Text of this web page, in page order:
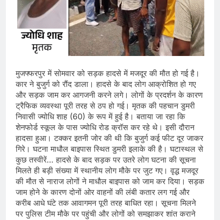
मुजफ्फरपुर में सोमवार को सड़क हादसे में मजदूर की मौत हो गई है।
कार ने बुजुर्ग को रौंद डाला। हादसे के बाद लोग आक्रोशित हो गए
और सड़क जाम कर आगजनी करने लगे। लोगों के प्रदर्शन के कारण
ट्रैफिक व्यवस्था पूरी तरह से ठप हो गई। मृतक की पहचान डुमरी
निवासी ज्योधि शाह (60) के रूप में हुई है। बताया जा रहा कि
शेनफोर्ड स्कूल के पास ज्योधि रोड क्रॉस कर रहे थे। इसी दौरान
हादसा हुआ। टक्कर इतनी जोर की थी कि बुजुर्ग कई फीट दूर जाकर
गिरे। घटना माधौल बाइपास स्थित डुमरी इलाके की है। घटास्थल से
कुछ तस्वीरें… हादसे के बाद सड़क पर उतरे लोग घटना की सूचना
मिलते ही बड़ी संख्या में स्थानीय लोग मौके पर जुट गए। वृद्ध मजदूर
की मौत से नाराज लोगों ने माधौल बाइपास को जाम कर दिया। सड़क
जाम होने के कारण दोनों ओर वाहनों की लंबी कतार लग गई और
करीब आधे घंटे तक आवागमन पूरी तरह बाधित रहा। सूचना मिलने
पर पुलिस टीम मौके पर पहुंची और लोगों को समझाकर शांत कराने